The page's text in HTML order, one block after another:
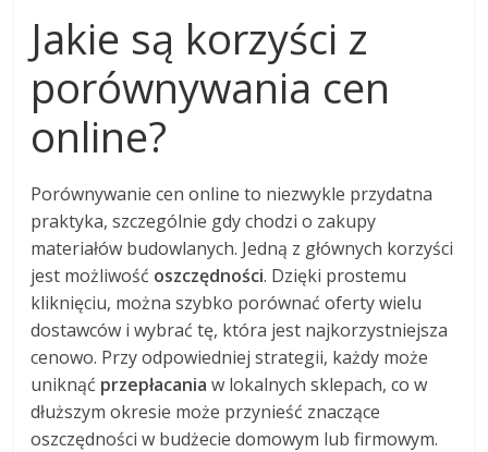
Jakie są korzyści z
porównywania cen
online?
Porównywanie cen online to niezwykle przydatna
praktyka, szczególnie gdy chodzi o zakupy
materiałów budowlanych. Jedną z głównych korzyści
jest możliwość oszczędności. Dzięki prostemu
kliknięciu, można szybko porównać oferty wielu
dostawców i wybrać tę, która jest najkorzystniejsza
cenowo. Przy odpowiedniej strategii, każdy może
uniknąć przepłacania w lokalnych sklepach, co w
dłuższym okresie może przynieść znaczące
oszczędności w budżecie domowym lub firmowym.